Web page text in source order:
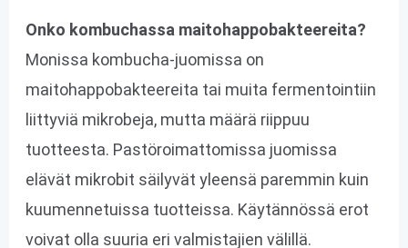
Onko kombuchassa maitohappobakteereita?
Monissa kombucha-juomissa on
maitohappobakteereita tai muita fermentointiin
liittyviä mikrobeja, mutta määrä riippuu
tuotteesta. Pastöroimattomissa juomissa
elävät mikrobit säilyvät yleensä paremmin kuin
kuumennetuissa tuotteissa. Käytännössä erot
voivat olla suuria eri valmistajien välillä.